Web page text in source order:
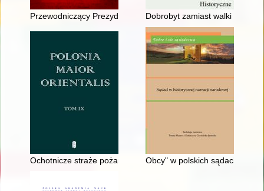
Przewodniczący Prezydium Wojewódzkiej Rady Narodowej w
Dobrobyt zamiast walki klas :
Ochotnicze straże pożarne powiatu konińskiego w latach
Obcy" w polskich sądach w